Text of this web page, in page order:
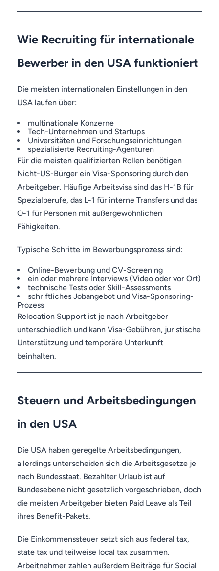
Wie Recruiting für internationale
Bewerber in den USA funktioniert
Die meisten internationalen Einstellungen in den
USA laufen über:
multinationale Konzerne
Tech-Unternehmen und Startups
Universitäten und Forschungseinrichtungen
spezialisierte Recruiting-Agenturen
Für die meisten qualifizierten Rollen benötigen
Nicht-US-Bürger ein Visa-Sponsoring durch den
Arbeitgeber. Häufige Arbeitsvisa sind das H-1B für
Spezialberufe, das L-1 für interne Transfers und das
O-1 für Personen mit außergewöhnlichen
Fähigkeiten.
Typische Schritte im Bewerbungsprozess sind:
Online-Bewerbung und CV-Screening
ein oder mehrere Interviews (Video oder vor Ort)
technische Tests oder Skill-Assessments
schriftliches Jobangebot und Visa-Sponsoring-
Prozess
Relocation Support ist je nach Arbeitgeber
unterschiedlich und kann Visa-Gebühren, juristische
Unterstützung und temporäre Unterkunft
beinhalten.
Steuern und Arbeitsbedingungen
in den USA
Die USA haben geregelte Arbeitsbedingungen,
allerdings unterscheiden sich die Arbeitsgesetze je
nach Bundesstaat. Bezahlter Urlaub ist auf
Bundesebene nicht gesetzlich vorgeschrieben, doch
die meisten Arbeitgeber bieten Paid Leave als Teil
ihres Benefit-Pakets.
Die Einkommenssteuer setzt sich aus federal tax,
state tax und teilweise local tax zusammen.
Arbeitnehmer zahlen außerdem Beiträge für Social